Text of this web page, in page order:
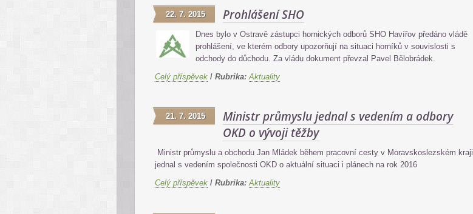
Prohlášení SHO
22. 7. 2015
Dnes bylo v Ostravě zástupci hornických odborů SHO Havířov předáno vládě
prohlášení, ve kterém odbory upozorňují na situaci horníků v souvislosti s
odchody do důchodu. Za vládu dokument převzal Pavel Bělobrádek.
Celý příspěvek / Rubrika: Aktuality
Ministr průmyslu jednal s vedením a odbory
OKD o vývoji těžby
21. 7. 2015
Ministr průmyslu a obchodu Jan Mládek během pracovní cesty v Moravskoslezském kraji
jednal s vedením společnosti OKD o aktuální situaci i plánech na rok 2016
Celý příspěvek / Rubrika: Aktuality